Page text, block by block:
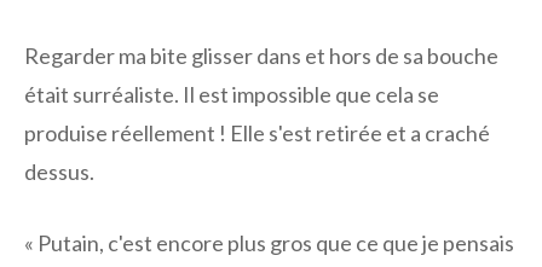
Regarder ma bite glisser dans et hors de sa bouche
était surréaliste. Il est impossible que cela se
produise réellement ! Elle s'est retirée et a craché
dessus.
« Putain, c'est encore plus gros que ce que je pensais